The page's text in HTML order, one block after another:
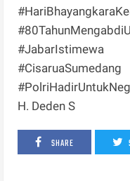
#JabarIstimewa
#CisaruaSumedang
H. Deden S
SHARE